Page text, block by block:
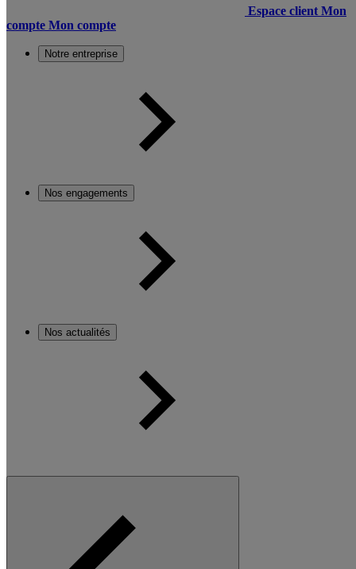
Espace client Mon
compte Mon compte
Notre entreprise
Nos engagements
Nos actualités